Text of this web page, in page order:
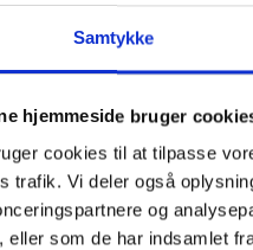
Samtykke
hjemmeside bruger
cookies til at tilpasse
trafik. Vi deler også
og
eller som de har indsamlet